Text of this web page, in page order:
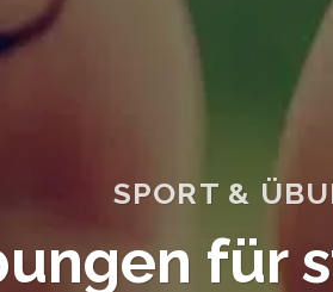
SPORT &
für